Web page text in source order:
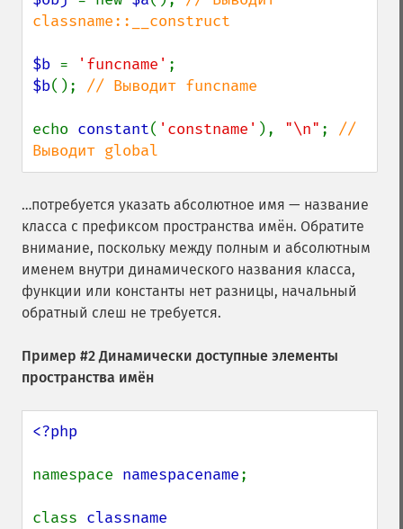
classname::__construct
$b = 'funcname'
$b(); // Выводит funcname
echo constant( 'constname' ), "\n" ; //
Выводит global
…потребуется указать абсолютное имя — название
класса с префиксом пространства имён. Обратите
внимание, поскольку между полным и абсолютным
именем внутри динамического названия класса,
функции или константы нет разницы, начальный
обратный слеш не требуется.
Пример #2 Динамически доступные элементы
пространства имён
<?php
namespace namespacename;
class